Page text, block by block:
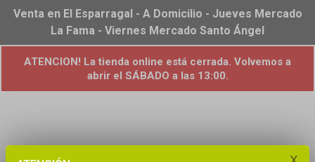
Venta en El Esparragal - A Domicilio - Jueves Mercado
La Fama - Viernes Mercado Santo Ángel
ATENCION! La tienda online está cerrada. Volvemos a
abrir el SÁBADO a las 13:00.